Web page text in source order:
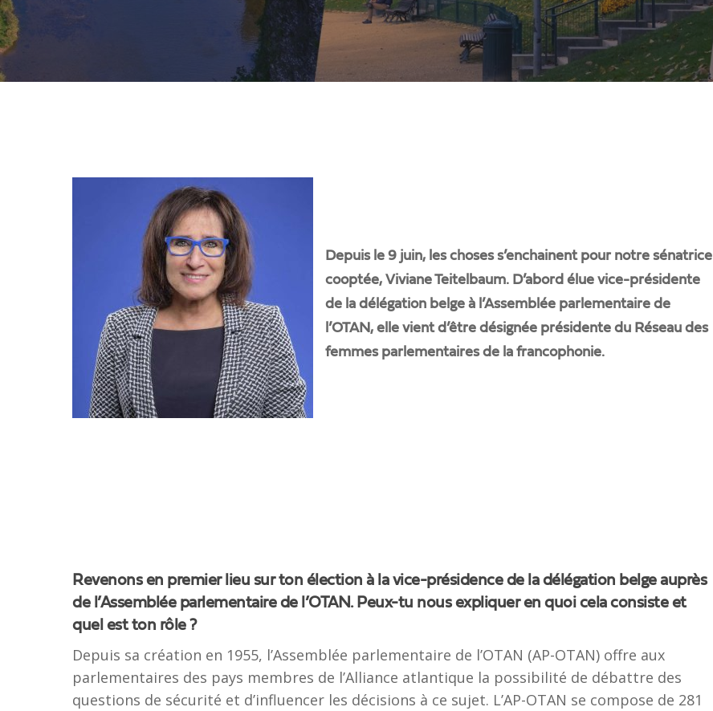
Taper ENTER pour rechercher ou ESC pour fermer
Depuis le 9 juin, les choses s’enchainent pour notre sénatrice
cooptée, Viviane Teitelbaum. D’abord élue vice-présidente
de la délégation belge à l’Assemblée parlementaire de
l’OTAN, elle vient d’être désignée présidente du Réseau des
femmes parlementaires de la francophonie.
Revenons en premier lieu sur ton élection à la vice-présidence de la délégation belge auprès
de l’Assemblée parlementaire de l’OTAN. Peux-tu nous expliquer en quoi cela consiste et
quel est ton rôle ?
Depuis sa création en 1955, l’Assemblée parlementaire de l’OTAN (AP-OTAN) offre aux
parlementaires des pays membres de l’Alliance atlantique la possibilité de débattre des
questions de sécurité et d’influencer les décisions à ce sujet. L’AP-OTAN se compose de 281